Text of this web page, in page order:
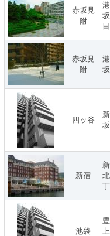
赤坂見
附
目
赤坂見
附
四ッ谷
新宿
池袋